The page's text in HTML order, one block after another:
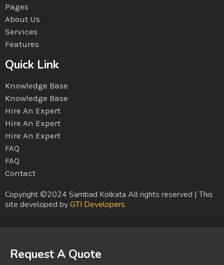
Pages
About Us
Services
Features
Quick Link
Knowledge Base
Knowledge Base
Hire An Expert
Hire An Expert
Hire An Expert
FAQ
FAQ
Contact
Copyright ©2024 Sambad Kolkata All rights reserved | This
site developed byGTI Developers
Request A Quote